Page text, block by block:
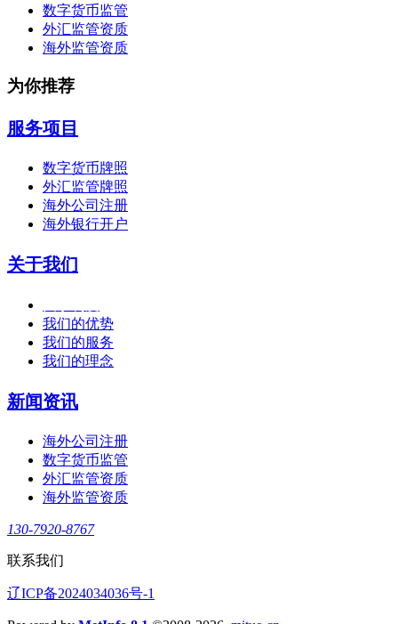
数字货币监管
外汇监管资质
海外监管资质
为你推荐
服务项目
数字货币牌照
外汇监管牌照
海外公司注册
海外银行开户
关于我们
我们的优势
我们的服务
我们的理念
新闻资讯
海外公司注册
数字货币监管
外汇监管资质
海外监管资质
130-7920-8767
联系我们
辽ICP备2024034036号-1